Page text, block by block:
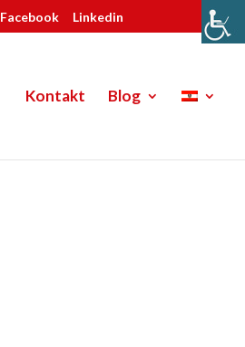
Facebook Linkedin
Kontakt Blog